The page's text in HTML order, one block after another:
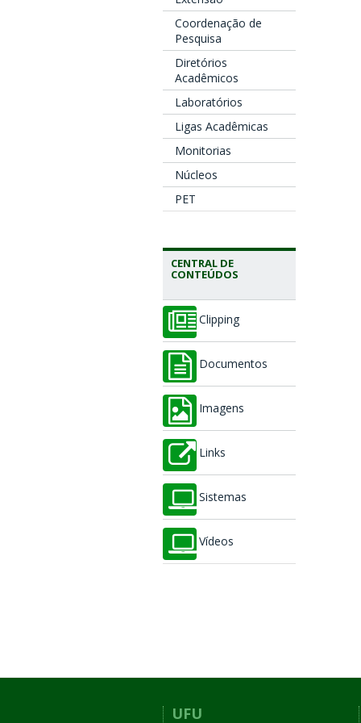
Coordenação de
Pesquisa
Diretórios
Acadêmicos
Laboratórios
Ligas Acadêmicas
Monitorias
Núcleos
PET
CENTRAL DE
CONTEÚDOS
Clipping
Documentos
Imagens
Links
Sistemas
Vídeos
UFU